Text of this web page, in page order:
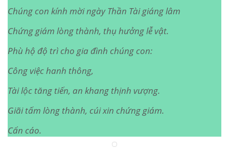
Chúng con kính mời ngày Thần Tài giáng lâm
Chứng giám lòng thành, thụ hưởng lễ vật.
Phù hộ độ trì cho gia đình chúng con:
Công việc hanh thông,
Tài lộc tăng tiến, an khang thịnh vượng.
Giãi tấm lòng thành, cúi xin chứng giám.
Cẩn cáo.